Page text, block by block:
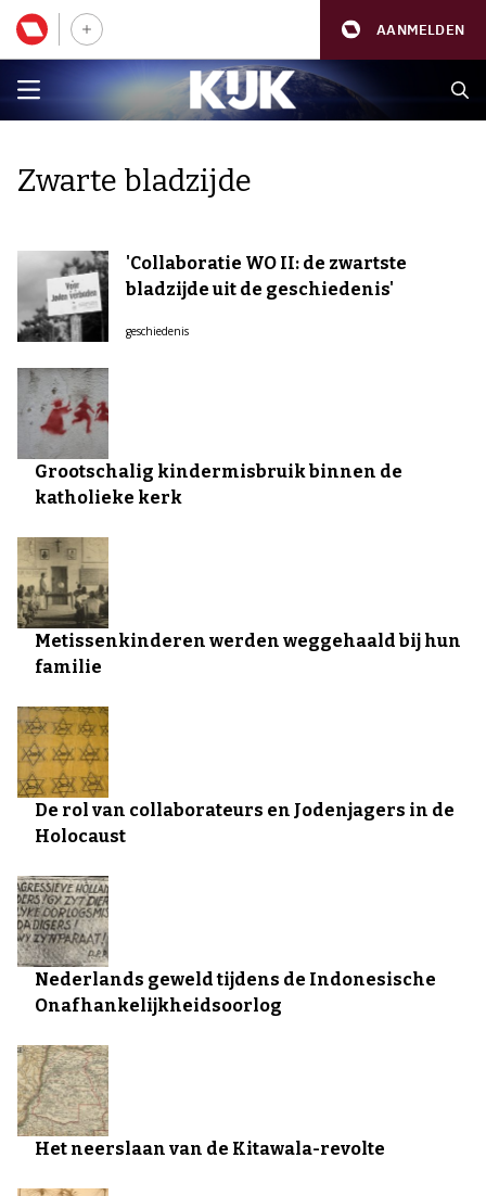
AANMELDEN
Zwarte bladzijde
'Collaboratie WO II: de zwartste
bladzijde uit de geschiedenis'
geschiedenis
Grootschalig kindermisbruik binnen de
katholieke kerk
Metissenkinderen werden weggehaald bij hun
familie
De rol van collaborateurs en Jodenjagers in de
Holocaust
Nederlands geweld tijdens de Indonesische
Onafhankelijkheidsoorlog
Het neerslaan van de Kitawala-revolte